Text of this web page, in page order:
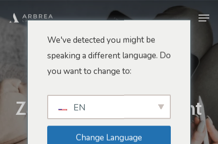
Hauptinhalt
Marketing- Und Verkaufstipps
Zahlt Das Abonnement
Von Arbrea Labs
We've detected you might be
speaking a different language. Do
you want to change to:
EN
Change Language